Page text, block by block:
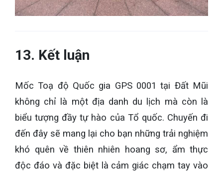
13. Kết luận
Mốc Toạ độ Quốc gia GPS 0001 tại Đất Mũi
không chỉ là một địa danh du lịch mà còn là
biểu tượng đầy tự hào của Tổ quốc. Chuyến đi
đến đây sẽ mang lại cho bạn những trải nghiệm
khó quên về thiên nhiên hoang sơ, ẩm thực
độc đáo và đặc biệt là cảm giác chạm tay vào